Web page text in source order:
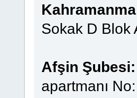
Sokak D Blok
Afşin Şubesi:
apartmanı